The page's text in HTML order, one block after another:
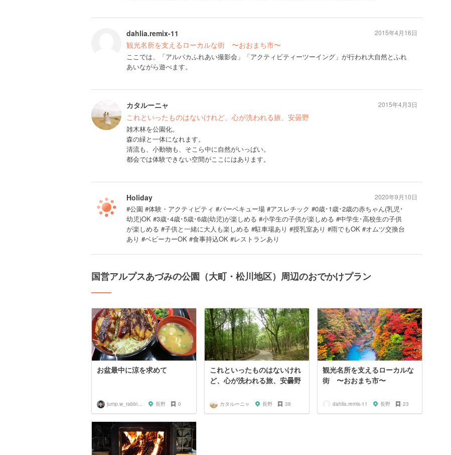
dahlia.remix-11
観光名所を支えるローカルな街 〜おおまち市〜
ここでは、「アルパカふれあい撮影会」「アクティビティーツーイング」が行われ大自然とふれ
あいながら遊べます。
2015年4月16日
カタルーニャ
これといったものはないけれど、心が洗われる旅、安曇野
雑木林を公園化。
森の緑と一体になれます。
清流も、小動物も、そこら中に自然がいっぱい。
都会では体験できない空間がここにはあります。
2015年4月3日
Holiday
#公園 #体験・アクティビティ #バーベキュー場 #アスレチック #0歳･1歳･2歳の赤ちゃん(乳児･
幼児)OK #3歳･4歳･5歳･6歳(幼児)が楽しめる #小学生の子供が楽しめる #中学生･高校生の子供
が楽しめる #子供と一緒に大人も楽しめる #駐車場あり #授乳室あり #雨でもOK #オムツ交換台
あり #ベビーカーOK #食事持込OK #レストランあり
2020年9月10日
国営アルプスあづみの公園（大町・松川地区）周辺のおでかけプラン
お盆最中に涼を求めて
jump.w_rabbitkun 長野 0
これといったものはないけれ
ど、心が洗われる旅、安曇野
カタルーニャ 長野 38
観光名所を支えるローカルな
街 〜おおまち市〜
dahlia.remix-11 長野 23